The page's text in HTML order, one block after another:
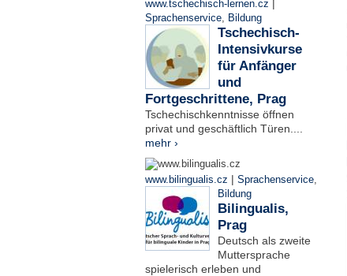
www.tschechisch-lernen.cz |
Sprachenservice, Bildung
Tschechisch-
Intensivkurse
für Anfänger
und
Fortgeschrittene, Prag
Tschechischkenntnisse öffnen
privat und geschäftlich Türen....
mehr ›
www.bilingualis.cz | Sprachenservice,
Bildung
Bilingualis,
Prag
Deutsch als zweite
Muttersprache
spielerisch erleben und